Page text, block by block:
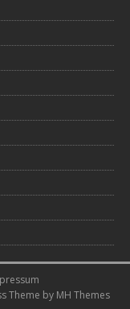
Theme by MH Themes